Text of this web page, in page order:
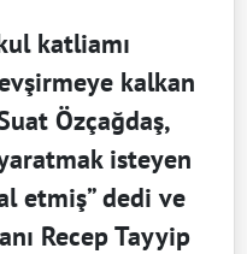
katliamı
kalkan
Özçağdaş,
isteyen
etmiş” dedi ve
Recep Tayyip